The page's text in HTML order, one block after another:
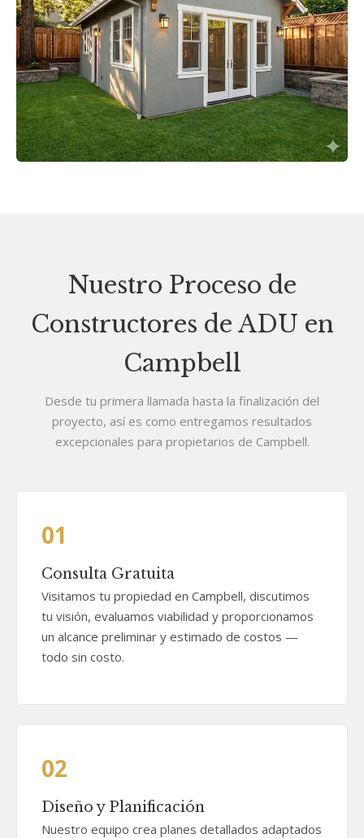
Nuestro Proceso de
Constructores de ADU en
Campbell
Desde tu primera llamada hasta la finalización del
proyecto, así es como entregamos resultados
excepcionales para propietarios de Campbell.
01
Consulta Gratuita
Visitamos tu propiedad en Campbell, discutimos
tu visión, evaluamos viabilidad y proporcionamos
un alcance preliminar y estimado de costos —
todo sin costo.
02
Diseño y Planificación
Nuestro equipo crea planes detallados adaptados